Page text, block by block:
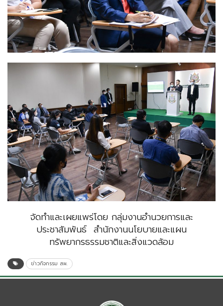
จัดทำและเผยแพร่โดย กลุ่มงานอำนวยการและ
ประชาสัมพันธ์ สำนักงานนโยบายและแผน
ทรัพยากรธรรมชาติและสิ่งแวดล้อม
ข่าวกิจกรรม สผ.